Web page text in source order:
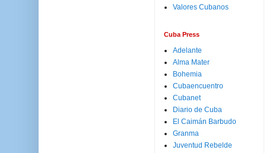
Valores Cubanos
Cuba Press
Adelante
Alma Mater
Bohemia
Cubaencuentro
Cubanet
Diario de Cuba
El Caimán Barbudo
Granma
Juventud Rebelde